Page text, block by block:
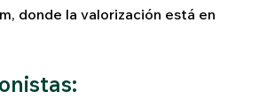
donde la valorización está en